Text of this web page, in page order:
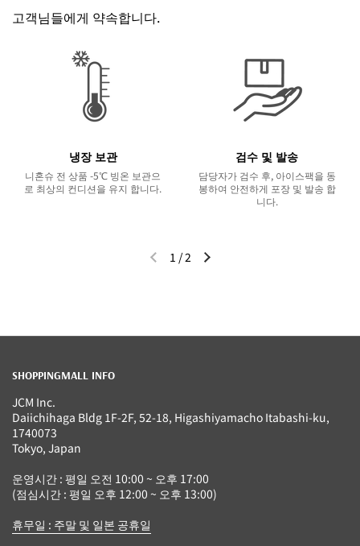
고객님들에게 약속합니다.
냉장 보관
니혼슈 전 상품 -5℃ 빙온 보관으
로 최상의 컨디션을 유지 합니다.
검수 및 발송
담당자가 검수 후, 아이스팩을 동
봉하여 안전하게 포장 및 발송 합
니다.
이전 슬라이드다음 슬라이드
1 /2
SHOPPINGMALL INFO
JCM Inc.
Daiichihaga Bldg 1F-2F, 52-18, Higashiyamacho Itabashi-ku,
1740073
Tokyo, Japan
운영시간 : 평일 오전 10:00 ~ 오후 17:00
(점심시간 : 평일 오후 12:00 ~ 오후 13:00)
휴무일 : 주말 및 일본 공휴일